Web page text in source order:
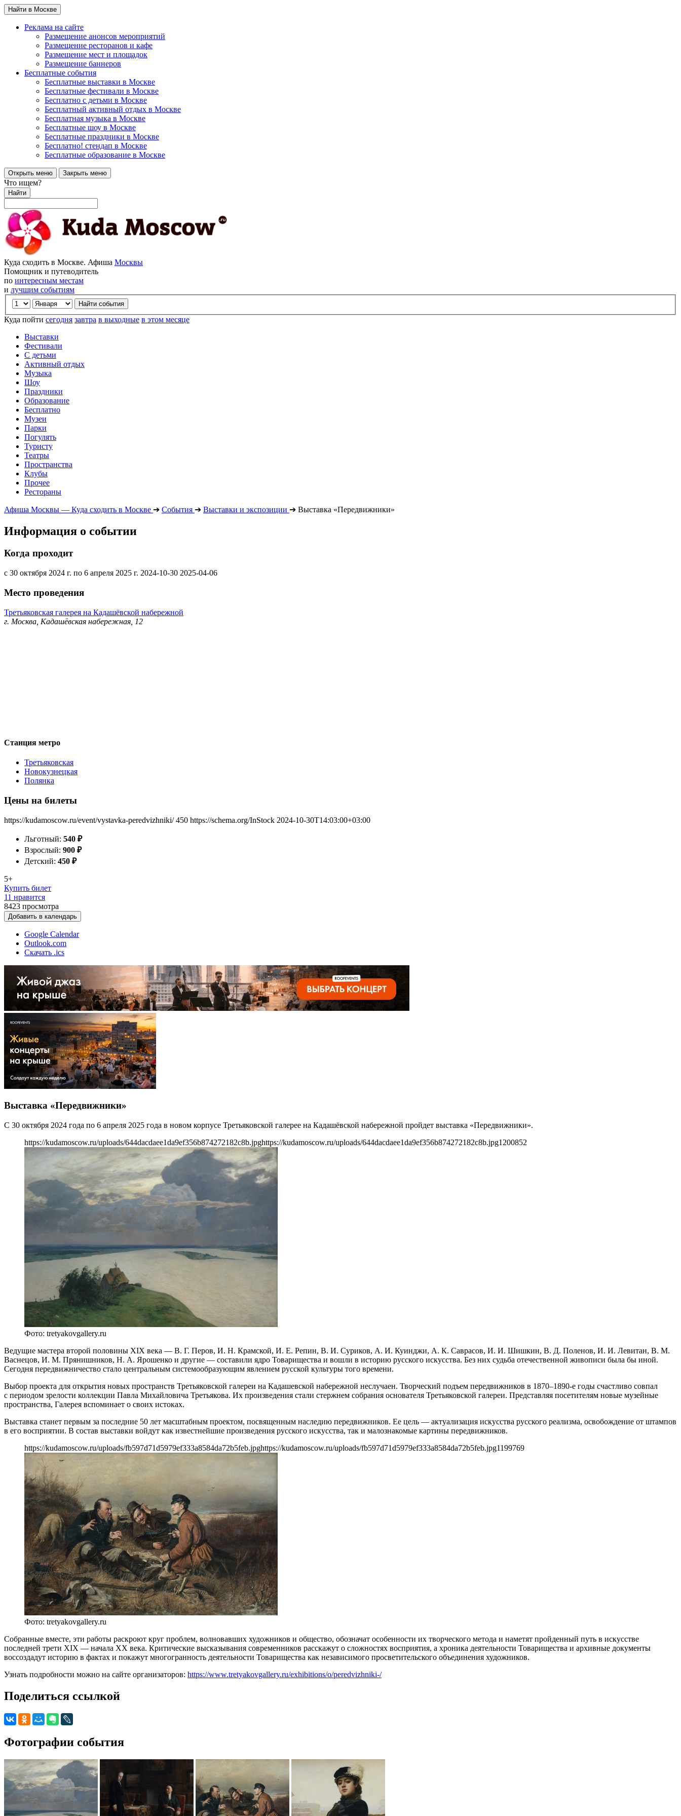
Найти в Москве
Реклама на сайте
Размещение анонсов мероприятий
Размещение ресторанов и кафе
Размещение мест и площадок
Размещение баннеров
Бесплатные события
Бесплатные выставки в Москве
Бесплатные фестивали в Москве
Бесплатно с детьми в Москве
Бесплатный активный отдых в Москве
Бесплатная музыка в Москве
Бесплатные шоу в Москве
Бесплатные праздники в Москве
Бесплатно! стендап в Москве
Бесплатные образование в Москве
Открыть меню Закрыть меню
Что ищем?
Найти
Куда сходить в Москве. Афиша Москвы
Помощник и путеводитель
по интересным местам
и лучшим событиям
Куда пойти сегодня завтра в выходные в этом месяце
Выставки
Фестивали
С детьми
Активный отдых
Музыка
Шоу
Праздники
Образование
Бесплатно
Музеи
Парки
Погулять
Туристу
Театры
Пространства
Клубы
Прочее
Рестораны
Афиша Москвы — Куда сходить в Москве ➔ События ➔ Выставки и экспозиции ➔ Выставка «Передвижники»
Информация о событии
Когда проходит
с 30 октября 2024 г. по 6 апреля 2025 г. 2024-10-30 2025-04-06
Место проведения
Третьяковская галерея на Кадашёвской набережной
г. Москва, Кадашёвская набережная, 12
Станция метро
Третьяковская
Новокузнецкая
Полянка
Цены на билеты
https://kudamoscow.ru/event/vystavka-peredvizhniki/ 450 https://schema.org/InStock 2024-10-30T14:03:00+03:00
Льготный: 540 ₽
Взрослый: 900 ₽
Детский: 450 ₽
5+
Купить билет
11 нравится
8423 просмотра
Добавить в календарь
Google Calendar
Outlook.com
Скачать .ics
Выставка «Передвижники»
С 30 октября 2024 года по 6 апреля 2025 года в новом корпусе Третьяковской галерее на Кадашёвской набережной пройдет выставка «Передвижники».
https://kudamoscow.ru/uploads/644dacdaee1da9ef356b874272182c8b.jpghttps://kudamoscow.ru/uploads/644dacdaee1da9ef356b874272182c8b.jpg1200852
Фото: tretyakovgallery.ru
Ведущие мастера второй половины XIX века — В. Г. Перов, И. Н. Крамской, И. Е. Репин, В. И. Суриков, А. И. Куинджи, А. К. Саврасов, И. И. Шишкин, В. Д. Поленов, И. И. Левитан, В. М.
Васнецов, И. М. Прянишников, Н. А. Ярошенко и другие — составили ядро Товарищества и вошли в историю русского искусства. Без них судьба отечественной живописи была бы иной.
Сегодня передвижничество стало центральным системообразующим явлением русской культуры того времени.
Выбор проекта для открытия новых пространств Третьяковской галереи на Кадашевской набережной неслучаен. Творческий подъем передвижников в 1870–1890-е годы счастливо совпал
с периодом зрелости коллекции Павла Михайловича Третьякова. Их произведения стали стержнем собрания основателя Третьяковской галереи. Представляя посетителям новые музейные
пространства, Галерея вспоминает о своих истоках.
Выставка станет первым за последние 50 лет масштабным проектом, посвященным наследию передвижников. Ее цель — актуализация искусства русского реализма, освобождение от штампов
в его восприятии. В состав выставки войдут как известнейшие произведения русского искусства, так и малознакомые картины передвижников.
https://kudamoscow.ru/uploads/fb597d71d5979ef333a8584da72b5feb.jpghttps://kudamoscow.ru/uploads/fb597d71d5979ef333a8584da72b5feb.jpg1199769
Фото: tretyakovgallery.ru
Собранные вместе, эти работы раскроют круг проблем, волновавших художников и общество, обозначат особенности их творческого метода и наметят пройденный путь в искусстве
последней трети XIX — начала XX века. Критические высказывания современников расскажут о сложностях восприятия, а хроника деятельности Товарищества и архивные документы
воссоздадут историю в фактах и покажут многогранность деятельности Товарищества как независимого просветительского объединения художников.
Узнать подробности можно на сайте организаторов: https://www.tretyakovgallery.ru/exhibitions/o/peredvizhniki-/
Поделиться ссылкой
Фотографии события